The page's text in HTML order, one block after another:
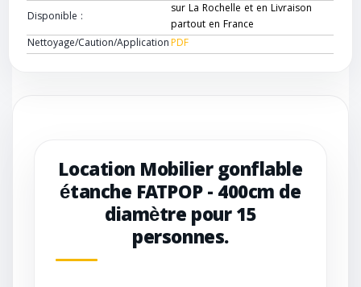
Disponible :
sur La Rochelle et en Livraison
partout en France
Nettoyage/Caution/ApplicationPDF
Location Mobilier gonflable
étanche FATPOP - 400cm de
diamètre pour 15
personnes.